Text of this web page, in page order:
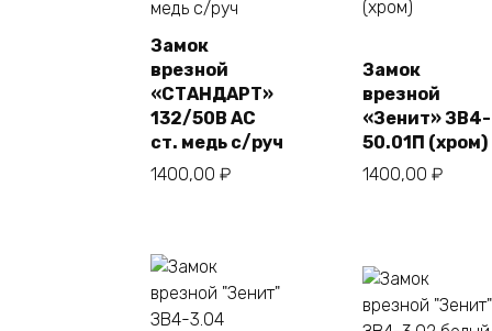
Замок
врезной
«СТАНДАРТ»
132/50В АС
ст. медь с/руч
1400,00 ₽
Замок
врезной
«Зенит» ЗВ4-
50.01П (хром)
1400,00 ₽